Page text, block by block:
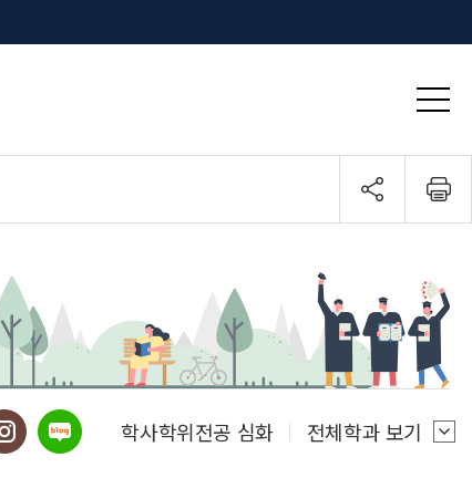
학사학위전공 심화 전체학과 보기